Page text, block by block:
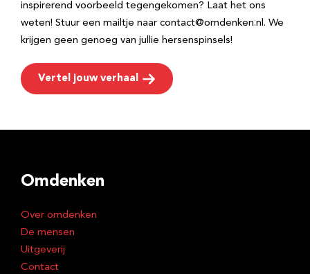
inspirerend voorbeeld tegengekomen? Laat het ons
weten! Stuur een mailtje naar contact@omdenken.nl. We
krijgen geen genoeg van jullie hersenspinsels!
Vertel jouw verhaal
Omdenken
Over omdenken
De mensen
Uitgeverij
Contact